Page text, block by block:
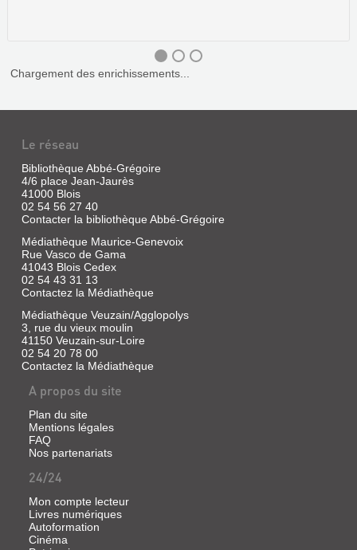
LE
SOLDAT
CATASTROPHE
Livre
Legendre-
Kvater,
Épigones,
1991
(Histoires
toi)
Chargement des enrichissements...
Le réseau
Bibliothèque Abbé-Grégoire
4/6 place Jean-Jaurès
41000 Blois
02 54 56 27 40
Contacter la bibliothèque Abbé-Grégoire
Médiathèque Maurice-Genevoix
Rue Vasco de Gama
41043 Blois Cedex
02 54 43 31 13
Contactez la Médiathèque
Médiathèque Veuzain/Agglopolys
3, rue du vieux moulin
41150 Veuzain-sur-Loire
02 54 20 78 00
Contactez la Médiathèque
A propos du site
Plan du site
Mentions légales
FAQ
Nos partenariats
24/24
Mon compte lecteur
Livres numériques
Autoformation
Cinéma